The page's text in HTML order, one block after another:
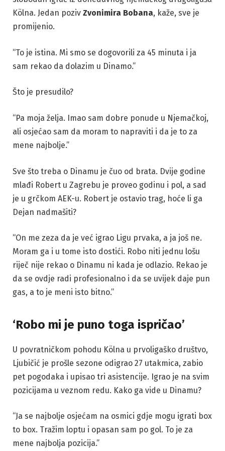
Kölna. Jedan poziv Zvonimira Bobana, kaže, sve je
promijenio.
“To je istina. Mi smo se dogovorili za 45 minuta i ja
sam rekao da dolazim u Dinamo.”
Što je presudilo?
“Pa moja želja. Imao sam dobre ponude u Njemačkoj,
ali osjećao sam da moram to napraviti i da je to za
mene najbolje.”
Sve što treba o Dinamu je čuo od brata. Dvije godine
mlađi Robert u Zagrebu je proveo godinu i pol, a sad
je u grčkom AEK-u. Robert je ostavio trag, hoće li ga
Dejan nadmašiti?
“On me zeza da je već igrao Ligu prvaka, a ja još ne.
Moram ga i u tome isto dostići. Robo niti jednu lošu
riječ nije rekao o Dinamu ni kada je odlazio. Rekao je
da se ovdje radi profesionalno i da se uvijek daje pun
gas, a to je meni isto bitno.”
‘Robo mi je puno toga ispričao’
U povratničkom pohodu Kölna u prvoligaško društvo,
Ljubičić je prošle sezone odigrao 27 utakmica, zabio
pet pogodaka i upisao tri asistencije. Igrao je na svim
pozicijama u veznom redu. Kako ga vide u Dinamu?
“Ja se najbolje osjećam na osmici gdje mogu igrati box
to box. Tražim loptu i opasan sam po gol. To je za
mene najbolja pozicija.”